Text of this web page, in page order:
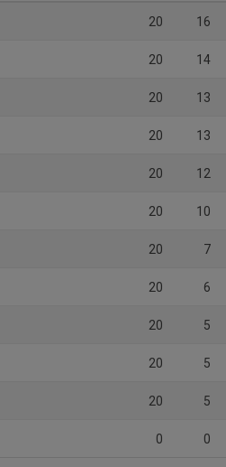
20 16
20 14
20 13
20 13
20 12
20 10
20 7
20 6
20 5
20 5
20 5
0 0